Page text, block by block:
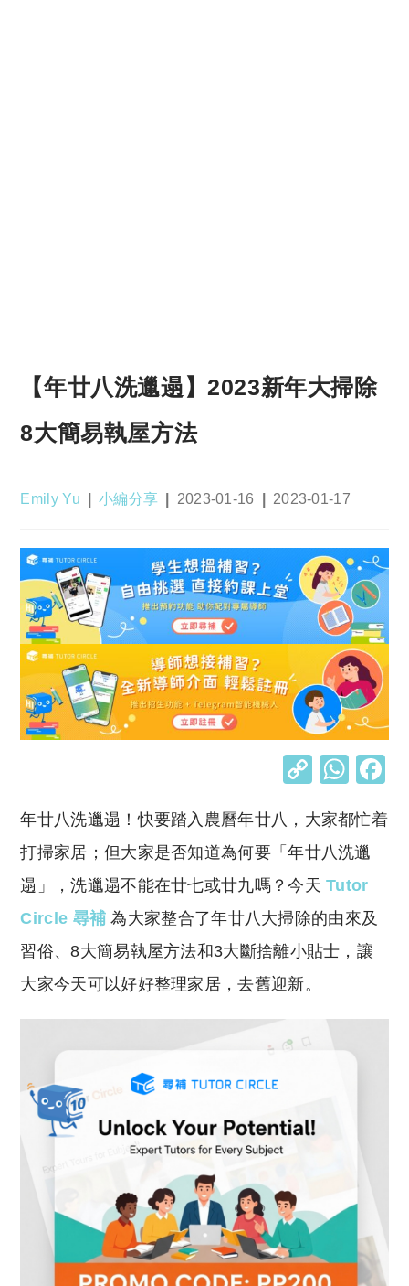
【年廿八洗邋遢】2023新年大掃除
8大簡易執屋方法
Post
Emily Yu
Post
小編分享
Post
2023-01-16
Post
2023-01-17
C
p
y
Li
n
k
W
at
s
A
p
p
年廿八洗邋遢！快要踏入農曆年廿八，大家都忙着
打掃家居；但大家是否知道為何要「年廿八洗邋
遢」，洗邋遢不能在廿七或廿九嗎？今天Tutor
Circle 尋補 為大家整合了年廿八大掃除的由來及
習俗、8大簡易執屋方法和3大斷捨離小貼士，讓
大家今天可以好好整理家居，去舊迎新。